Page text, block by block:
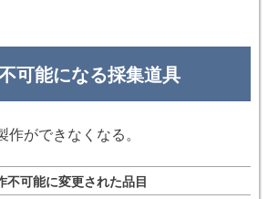
可能になる採集道具
ができなくなる。
不可能に変更された品目